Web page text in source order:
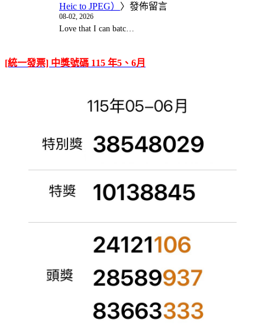
Heic to JPEG） 〉發佈留言
08-02, 2026
Love that I can batc…
[統一發票] 中獎號碼 115 年5、6月